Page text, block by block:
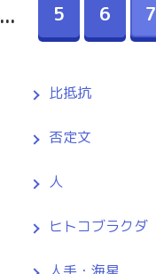
... 5 6 7
比抵抗
否定文
人
ヒトコブラクダ